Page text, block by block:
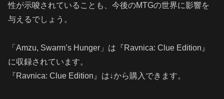
性が示唆されていることも、今後のMTGの世界に影響を
与えるでしょう。
「Amzu, Swarm’s Hunger」は『Ravnica: Clue Edition』
に収録されています。
『Ravnica: Clue Edition』は↓から購入できます。